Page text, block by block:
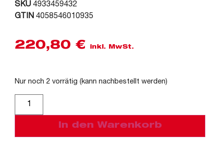
SKU 4933459432
GTIN 4058546010935
220,80 € inkl. MwSt.
Nur noch 2 vorrätig (kann nachbestellt werden)
In den Warenkorb